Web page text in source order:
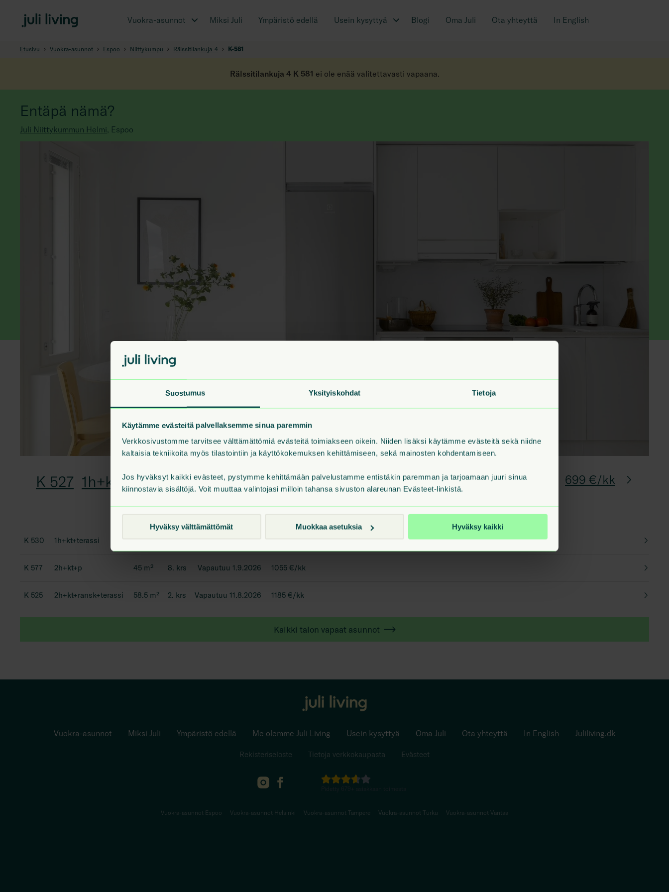
Suostumus Yksityiskohdat Tietoja
Käytämme evästeitä palvellaksemme sinua paremmin
Verkkosivustomme tarvitsee välttämättömiä evästeitä toimiakseen oikein. Niiden lisäksi käytämme evästeitä sekä niidne
kaltaisia tekniikoita myös tilastointiin ja käyttökokemuksen kehittämiseen, sekä mainosten kohdentamiseen.
Jos hyväksyt kaikki evästeet, pystymme kehittämään palvelustamme entistäkin paremman ja tarjoamaan juuri sinua
kiinnostavia sisältöjä. Voit muuttaa valintojasi milloin tahansa sivuston alareunan Evästeet-linkistä.
Hyväksy välttämättömät Muokkaa asetuksia Hyväksy kaikki
Vuokra-asunnot Miksi Juli Ympäristö edellä Usein kysyttyä Blogi Oma Juli Ota yhteyttä In English
Etusivu Vuokra-asunnot Espoo Niittykumpu Rälssitilankuja_4 K-581
Rälssitilankuja 4 K 581 ei ole enää valitettavasti vapaana.
Entäpä nämä?
Juli Niittykummun Helmi, Espoo
K 527 1h+kt+p 23.5m² 699 €/kk
K 530 1h+kt+terassi 24m² 2. krs Vapautuu 11.8.2026 715 €/kk
K 577 2h+kt+p 45 m² 8. krs Vapautuu 1.9.2026 1055 €/kk
K 525 2h+kt+ransk+terassi 58.5 m² 2. krs Vapautuu 11.8.2026 1185 €/kk
Kaikki talon vapaat asunnot
Vuokra-asunnot Miksi Juli Ympäristö edellä Me olemme Juli Living Usein kysyttyä Oma Juli Ota yhteyttä In English Juliliving.dk
Rekisteriseloste Tietoja verkkokaupasta Evästeet
Vuokra-asunnot Espoo Vuokra-asunnot Helsinki Vuokra-asunnot Tampere Vuokra-asunnot Turku Vuokra-asunnot Vantaa